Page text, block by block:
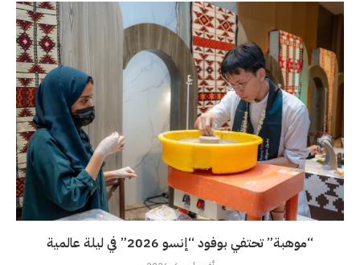
“موهبة” تحتفي بوفود “إنسو 2026” في ليلة عالمية